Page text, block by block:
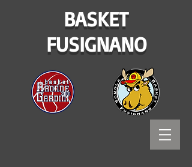
BASKET
FUSIGNANO